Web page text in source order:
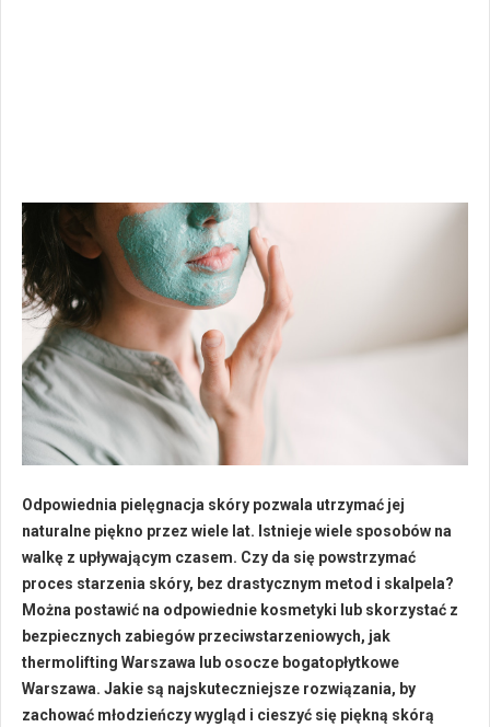
Odpowiednia pielęgnacja skóry pozwala utrzymać jej
naturalne piękno przez wiele lat. Istnieje wiele sposobów na
walkę z upływającym czasem. Czy da się powstrzymać
proces starzenia skóry, bez drastycznym metod i skalpela?
Można postawić na odpowiednie kosmetyki lub skorzystać z
bezpiecznych zabiegów przeciwstarzeniowych, jak
thermolifting Warszawa lub osocze bogatopłytkowe
Warszawa. Jakie są najskuteczniejsze rozwiązania, by
zachować młodzieńczy wygląd i cieszyć się piękną skórą